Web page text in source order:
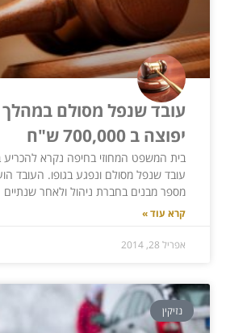
עובד שנפל מסולם במהלך
יפוצה ב 700,000 ש"ח
בית המשפט המחוזי בחיפה נקרא להכריע
עובד שנפל מסולם ונפגע בגופו. העובד
מספר מבנים בחברת ניהול ולאחר שנתיים
קרא עוד »
אפריל 28, 2014
נזיקין